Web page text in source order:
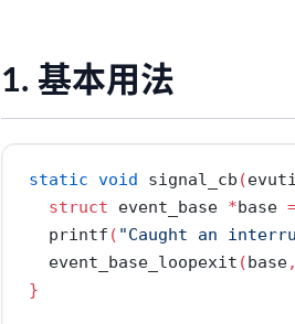
1. 基本用法
static void signal_cb (
struct event_base *base
  printf
( "Caught an
  event_base_loopexit
(base,
}